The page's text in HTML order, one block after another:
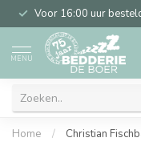
Voor 16:00 uur
MENU
Home / Christian